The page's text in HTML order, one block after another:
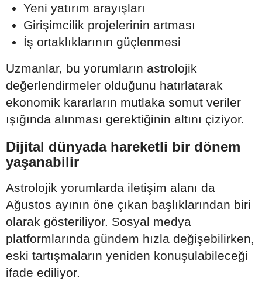
Yeni yatırım arayışları
Girişimcilik projelerinin artması
İş ortaklıklarının güçlenmesi
Uzmanlar, bu yorumların astrolojik
değerlendirmeler olduğunu hatırlatarak
ekonomik kararların mutlaka somut veriler
ışığında alınması gerektiğinin altını çiziyor.
Dijital dünyada hareketli bir dönem
yaşanabilir
Astrolojik yorumlarda iletişim alanı da
Ağustos ayının öne çıkan başlıklarından biri
olarak gösteriliyor. Sosyal medya
platformlarında gündem hızla değişebilirken,
eski tartışmaların yeniden konuşulabileceği
ifade ediliyor.